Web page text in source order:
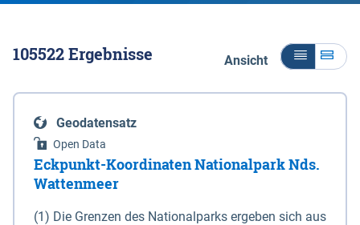
105522Ergebnisse Ansicht
Geodatensatz
Open Data
Eckpunkt-Koordinaten Nationalpark Nds.
Wattenmeer
(1) Die Grenzen des Nationalparks ergeben sich aus